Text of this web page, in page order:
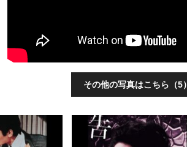
その他の写真はこちら（5）